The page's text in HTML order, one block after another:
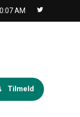
AM
Tilmeld